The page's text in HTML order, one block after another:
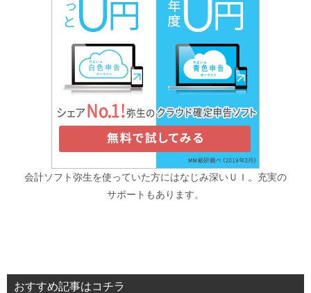
会計ソフト弥生を使っていた方にはなじみ深いＵＩ。充実の
サポートもあります。
おすすめ記事はコチラ